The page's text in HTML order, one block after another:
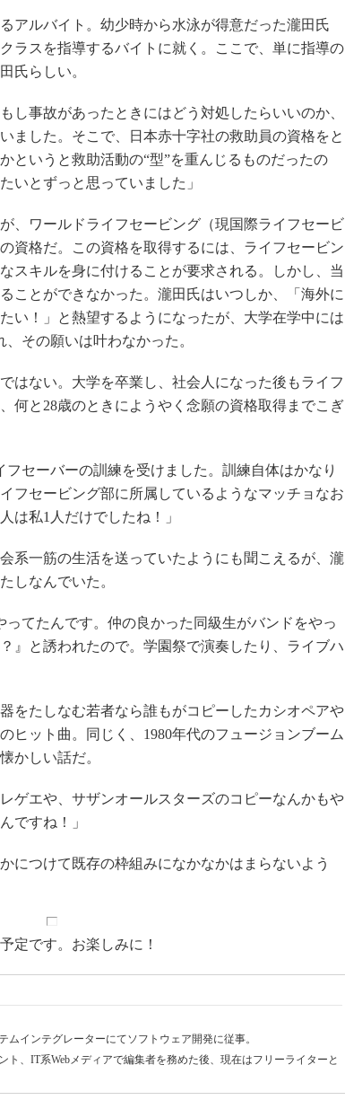
アルバイト。幼少時から水泳が得意だった瀧田氏
ラスを指導するバイトに就く。ここで、単に指導の
氏らしい。
事故があったときにはどう対処したらいいのか、
ました。そこで、日本赤十字社の救助員の資格をと
というと救助活動の“型”を重んじるものだったの
いとずっと思っていました」
、ワールドライフセービング（現国際ライフセービ
資格だ。この資格を取得するには、ライフセービン
スキルを身に付けることが要求される。しかし、当
ことができなかった。瀧田氏はいつしか、「海外に
い！」と熱望するようになったが、大学在学中には
その願いは叶わなかった。
はない。大学を卒業し、社会人になった後もライフ
何と28歳のときにようやく念願の資格取得までこぎ
セーバーの訓練を受けました。訓練自体はかなり
フセービング部に所属しているようなマッチョなお
は私1人だけでしたね！」
系一筋の生活を送っていたようにも聞こえるが、瀧
しなんでいた。
てたんです。仲の良かった同級生がバンドをやっ
』と誘われたので。学園祭で演奏したり、ライブハ
をたしなむ若者なら誰もがコピーしたカシオペアや
ヒット曲。同じく、1980年代のフュージョンブーム
かしい話だ。
ゲエや、サザンオールスターズのコピーなんかもや
ですね！」
つけて既存の枠組みになかなかはまらないよう
定です。お楽しみに！
インテグレーターにてソフトウェア開発に従事。
、IT系Webメディアで編集者を務めた後、現在はフリーライターと